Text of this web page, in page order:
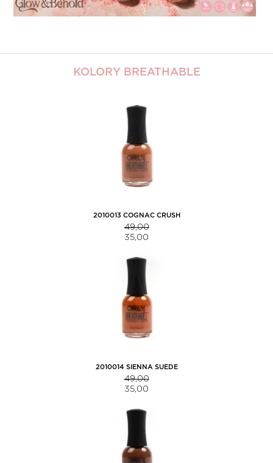
KOLORY BREATHABLE
2010013 COGNAC CRUSH
49,00
35,00
2010014 SIENNA SUEDE
49,00
35,00